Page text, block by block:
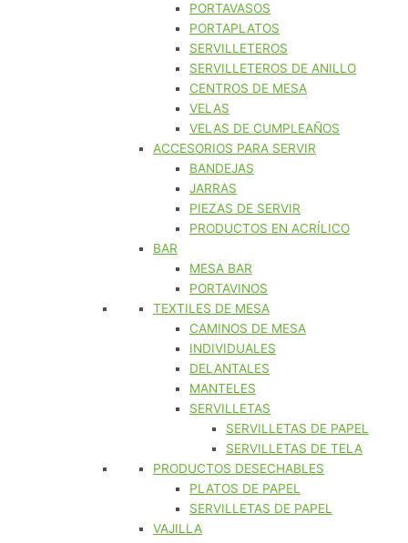
PORTAVASOS
PORTAPLATOS
SERVILLETEROS
SERVILLETEROS DE ANILLO
CENTROS DE MESA
VELAS
VELAS DE CUMPLEAÑOS
ACCESORIOS PARA SERVIR
BANDEJAS
JARRAS
PIEZAS DE SERVIR
PRODUCTOS EN ACRÍLICO
BAR
MESA BAR
PORTAVINOS
TEXTILES DE MESA
CAMINOS DE MESA
INDIVIDUALES
DELANTALES
MANTELES
SERVILLETAS
SERVILLETAS DE PAPEL
SERVILLETAS DE TELA
PRODUCTOS DESECHABLES
PLATOS DE PAPEL
SERVILLETAS DE PAPEL
VAJILLA